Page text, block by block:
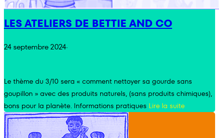
LES ATELIERS DE BETTIE AND CO
24 septembre 2024·
Le thème du 3/10 sera « comment nettoyer sa gourde sans
goupillon » avec des produits naturels, (sans produits chimiques),
bons pour la planète. Informations pratiques Lire la suite